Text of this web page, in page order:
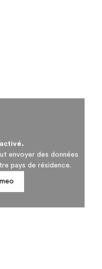
envoyer des données
pays de résidence.